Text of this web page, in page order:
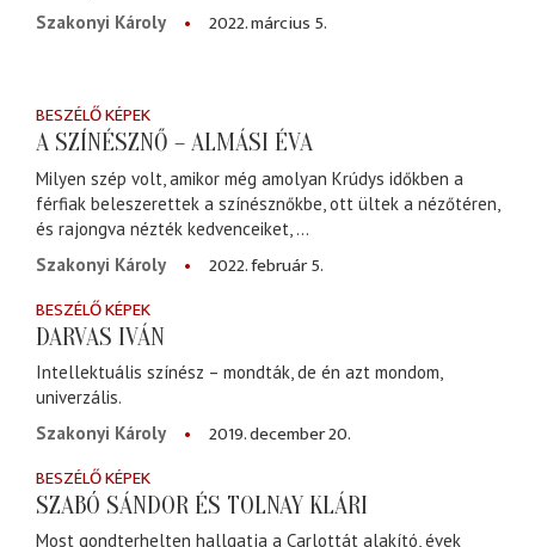
Szakonyi Károly
2022. március 5.
BESZÉLŐ KÉPEK
A SZÍNÉSZNŐ – ALMÁSI ÉVA
Milyen szép volt, amikor még amolyan Krúdys időkben a
férfiak beleszerettek a színésznőkbe, ott ültek a nézőtéren,
és rajongva nézték kedvenceiket, ...
Szakonyi Károly
2022. február 5.
BESZÉLŐ KÉPEK
DARVAS IVÁN
Intellektuális színész – mondták, de én azt mondom,
univerzális.
Szakonyi Károly
2019. december 20.
BESZÉLŐ KÉPEK
SZABÓ SÁNDOR ÉS TOLNAY KLÁRI
Most gondterhelten hallgatja a Carlottát alakító, évek